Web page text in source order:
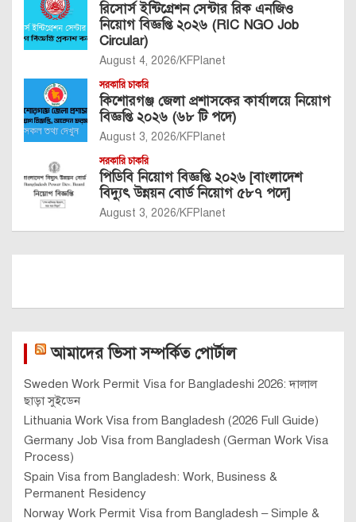
রিসোর্স ইন্টিগ্রেশন সেন্টার রিক এনজিও
নিয়োগ বিজ্ঞপ্তি ২০২৬ (RIC NGO Job
Circular)
August 4, 2026 KFPlanet
সরকারি চাকরি
কিশোরগঞ্জ জেলা প্রশাসকের কার্যালয়ে নিয়োগ
বিজ্ঞপ্তি ২০২৬ (৬৮ টি পদে)
August 3, 2026 KFPlanet
সরকারি চাকরি
পিডিবি নিয়োগ বিজ্ঞপ্তি ২০২৬ [বাংলাদেশ
বিদ্যুৎ উন্নয়ন বোর্ড নিয়োগ ৫৮৭ পদে]
August 3, 2026 KFPlanet
আমাদের ভিসা সম্পর্কিত পোর্টাল
Sweden Work Permit Visa for Bangladeshi 2026: দালাল
ছাড়া সুইডেন
Lithuania Work Visa from Bangladesh (2026 Full Guide)
Germany Job Visa from Bangladesh (German Work Visa
Process)
Spain Visa from Bangladesh: Work, Business &
Permanent Residency
Norway Work Permit Visa from Bangladesh – Simple &